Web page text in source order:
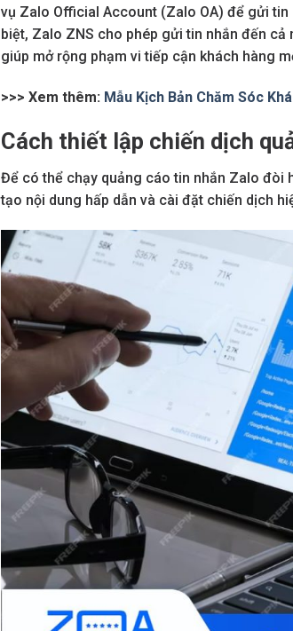
vụ Zalo Official Account (Zalo OA) để gửi
biệt, Zalo ZNS cho phép gửi tin nhắn đến
giúp mở rộng phạm vi tiếp cận khách hàng
>>> Xem thêm: Mẫu Kịch Bản Chăm Sóc
Cách thiết lập chiến dịch
Để có thể chạy quảng cáo tin nhắn Zalo đòi
tạo nội dung hấp dẫn và cài đặt chiến dịch